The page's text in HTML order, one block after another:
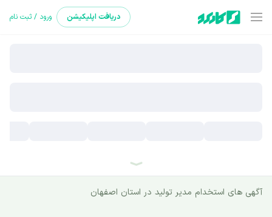
دریافت اپلیکیشن ورود / ثبت نام
آگهی های استخدام مدیر تولید در استان اصفهان